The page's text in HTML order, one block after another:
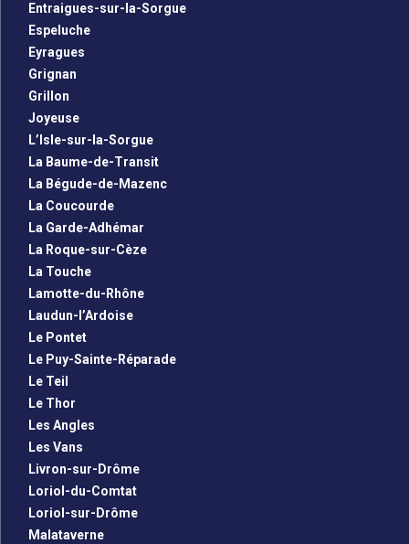
Entraigues-sur-la-Sorgue
Espeluche
Eyragues
Grignan
Grillon
Joyeuse
L’Isle-sur-la-Sorgue
La Baume-de-Transit
La Bégude-de-Mazenc
La Coucourde
La Garde-Adhémar
La Roque-sur-Cèze
La Touche
Lamotte-du-Rhône
Laudun-l’Ardoise
Le Pontet
Le Puy-Sainte-Réparade
Le Teil
Le Thor
Les Angles
Les Vans
Livron-sur-Drôme
Loriol-du-Comtat
Loriol-sur-Drôme
Malataverne